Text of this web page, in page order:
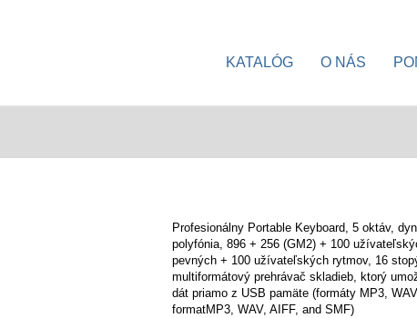
KATALÓG O NÁS
Profesionálny Portable Keyboard, 5 oktáv,
polyfónia, 896 + 256 (GM2) + 100
pevných + 100 užívateľských rytmov, 16
multiformátový prehrávač skladieb, ktorý
dát priamo z USB pamäte (formáty MP3,
formatMP3, WAV, AIFF, and SMF)